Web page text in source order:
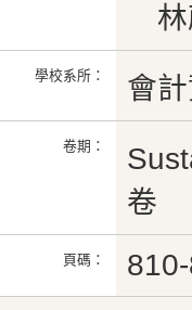
林
學校系所： 會
卷期：
卷
頁碼：